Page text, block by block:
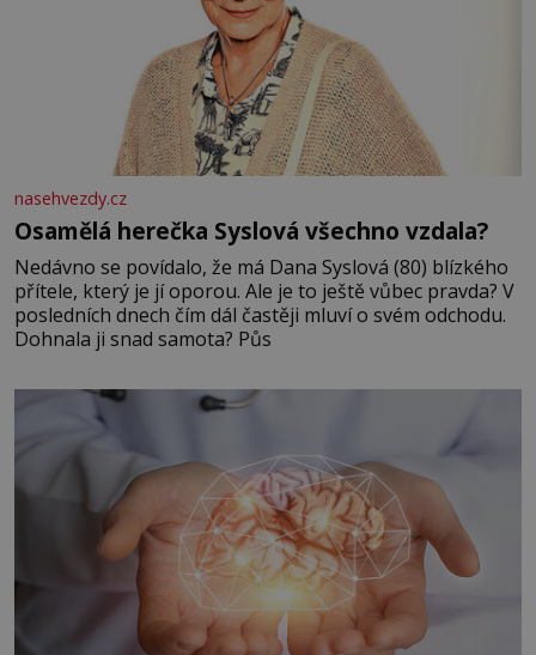
nasehvezdy.cz
Osamělá herečka Syslová všechno vzdala?
Nedávno se povídalo, že má Dana Syslová (80) blízkého
přítele, který je jí oporou. Ale je to ještě vůbec pravda? V
posledních dnech čím dál častěji mluví o svém odchodu.
Dohnala ji snad samota? Půs